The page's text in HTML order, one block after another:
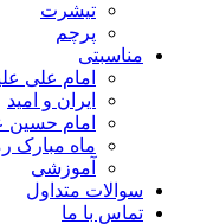
تیشرت
پرچم
مناسبتی
امام علی
ایران و امید
امام حسین
ماه مبارک
آموزشی
سوالات متداول
تماس با ما